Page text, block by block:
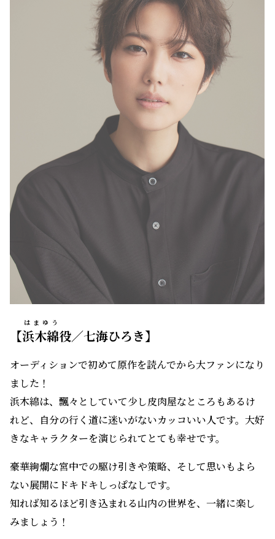
【浜木綿
はまゆう
役／七海ひろき】
オーディションで初めて原作を読んでから大ファンになり
ました！
浜木綿は、飄々としていて少し皮肉屋なところもあるけ
れど、自分の行く道に迷いがないカッコいい人です。大好
きなキャラクターを演じられてとても幸せです。
豪華絢爛な宮中での駆け引きや策略、そして思いもよら
ない展開にドキドキしっぱなしです。
知れば知るほど引き込まれる山内の世界を、一緒に楽し
みましょう！